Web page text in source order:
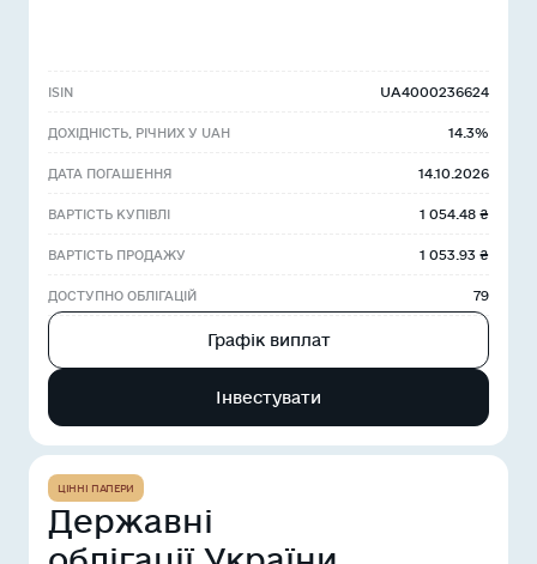
ISIN UA4000236624
ДОХІДНІСТЬ, РІЧНИХ У UAH 14.3%
ДАТА ПОГАШЕННЯ 14.10.2026
ВАРТІСТЬ КУПІВЛІ 1 054.48 ₴
ВАРТІСТЬ ПРОДАЖУ 1 053.93 ₴
ДОСТУПНО ОБЛІГАЦІЙ 79
Графік виплат
Інвестувати
ЦІННІ ПАПЕРИ
Державні